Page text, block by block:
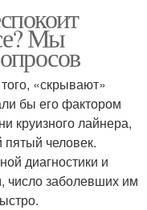
Мы
«скрывают»
бы его фактором
круизного лайнера,
пятый человек.
диагностики и
число заболевших им